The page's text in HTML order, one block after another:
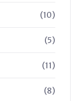
(10)
(5)
(11)
(8)